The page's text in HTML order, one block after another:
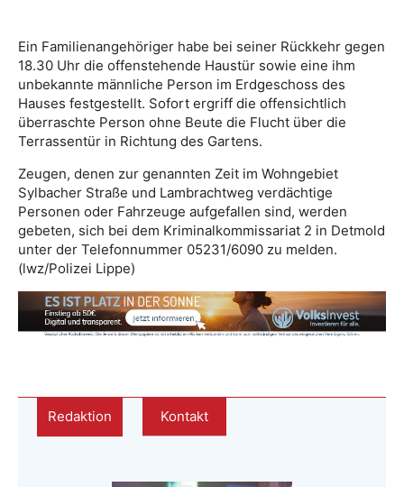
Ein Familienangehöriger habe bei seiner Rückkehr gegen
18.30 Uhr die offenstehende Haustür sowie eine ihm
unbekannte männliche Person im Erdgeschoss des
Hauses festgestellt. Sofort ergriff die offensichtlich
überraschte Person ohne Beute die Flucht über die
Terrassentür in Richtung des Gartens.
Zeugen, denen zur genannten Zeit im Wohngebiet
Sylbacher Straße und Lambrachtweg verdächtige
Personen oder Fahrzeuge aufgefallen sind, werden
gebeten, sich bei dem Kriminalkommissariat 2 in Detmold
unter der Telefonnummer 05231/6090 zu melden.
(lwz/Polizei Lippe)
Redaktion Kontakt